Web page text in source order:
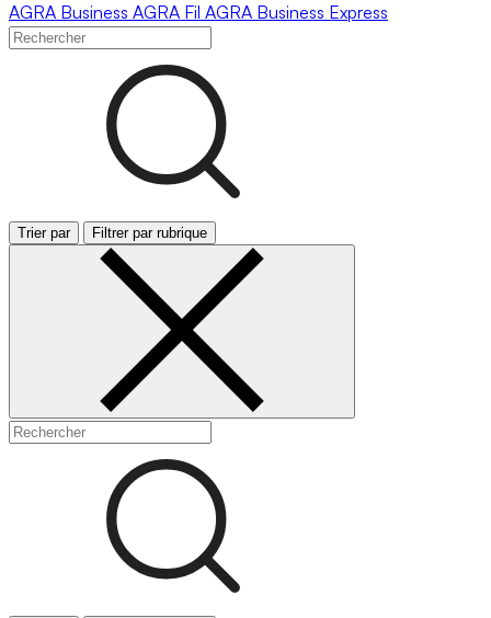
AGRA Business AGRA Fil AGRA Business Express
Trier par Filtrer par rubrique